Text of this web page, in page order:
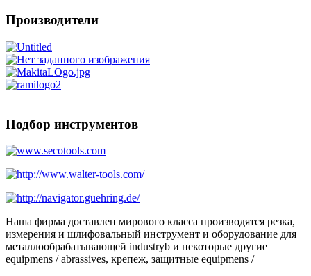
Производители
Подбор инструментов
Наша фирма доставлен мирового класса производятся резка,
измерения и шлифовальный инструмент и оборудование для
металлообрабатывающей industryb и некоторые другие
equipmens / abrassives, крепеж, защитные equipmens /